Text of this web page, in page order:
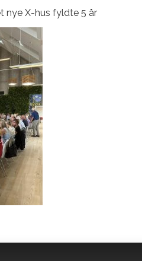
nye X-hus fyldte 5 år